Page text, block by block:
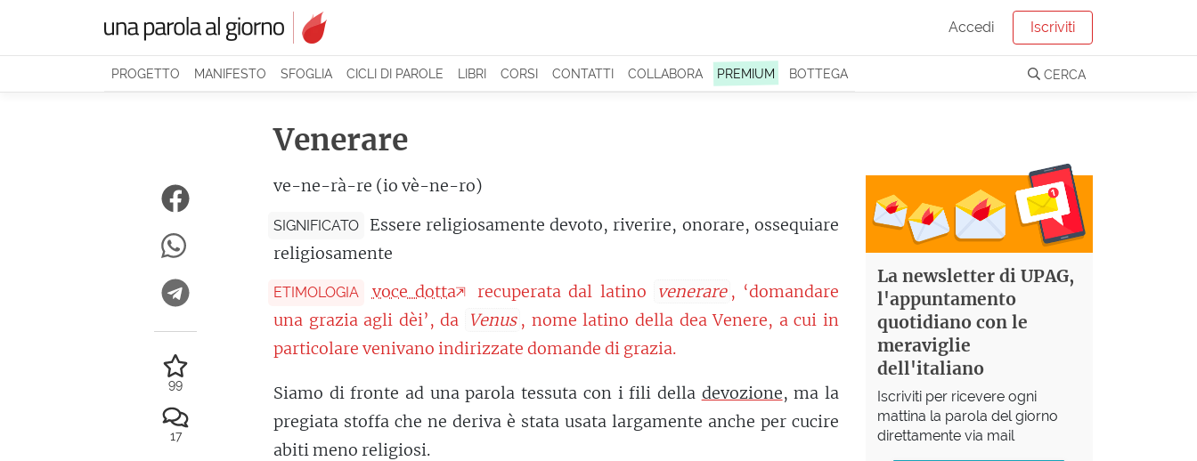
Accedi Iscriviti
PROGETTO MANIFESTO SFOGLIA CICLI DI PAROLE LIBRI CORSI CONTATTI COLLABORA PREMIUM BOTTEGA CERCA
Venerare
ve-ne-rà-re (io vè-ne-ro)
SIGNIFICATO
Essere religiosamente devoto, riverire, onorare, ossequiare
religiosamente
ETIMOLOGIA voce dotta recuperata dal latino venerare , ‘domandare
una grazia agli dèi’, da
Venus , nome latino della dea Venere, a cui in
particolare venivano indirizzate domande di grazia.
Siamo di fronte ad una parola tessuta con i fili della devozione, ma la
pregiata stoffa che ne deriva è stata usata largamente anche per cucire
abiti meno religiosi.
99
17
La newsletter di UPAG,
l'appuntamento
quotidiano con le
meraviglie
dell'italiano
Iscriviti per ricevere ogni
mattina la parola del giorno
direttamente via mail